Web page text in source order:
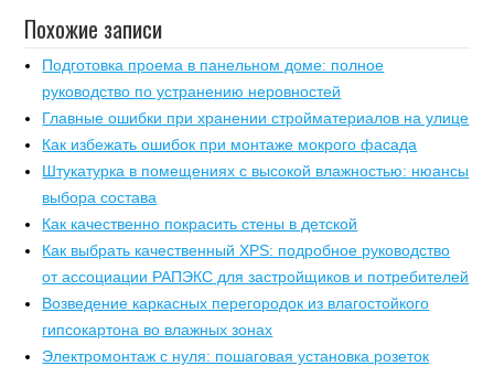
Похожие записи
Подготовка проема в панельном доме: полное
руководство по устранению неровностей
Главные ошибки при хранении стройматериалов на улице
Как избежать ошибок при монтаже мокрого фасада
Штукатурка в помещениях с высокой влажностью: нюансы
выбора состава
Как качественно покрасить стены в детской
Как выбрать качественный XPS: подробное руководство
от ассоциации РАПЭКС для застройщиков и потребителей
Возведение каркасных перегородок из влагостойкого
гипсокартона во влажных зонах
Электромонтаж с нуля: пошаговая установка розеток